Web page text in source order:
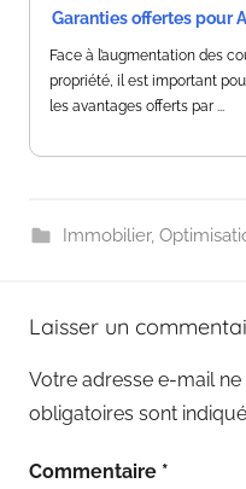
Garanties offertes pour
Face à l’augmentation des
propriété, il est important
les avantages offerts par ...
Immobilier,
Laisser un
Votre adresse e-mail
obligatoires sont
Commentaire *